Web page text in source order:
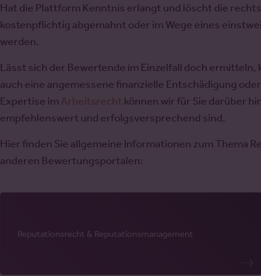
Hat die Plattform Kenntnis erlangt und löscht die
kostenpflichtig abgemahnt oder im Wege eines
werden.
Lässt sich der Bewertende im Einzelfall doch ermitteln,
auch eine angemessene finanzielle Entschädigung oder
Expertise im Arbeitsrecht können wir für Sie darüber
empfehlenswert und erfolgsversprechend sind.
Hier finden Sie allgemeine Informationen zum Thema
anderen Bewertungsportalen:
Reputationsrecht & Reputationsmanagement